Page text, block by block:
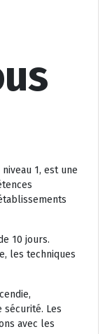
1, est une
10 jours.
les techniques
sécurité. Les
avec les